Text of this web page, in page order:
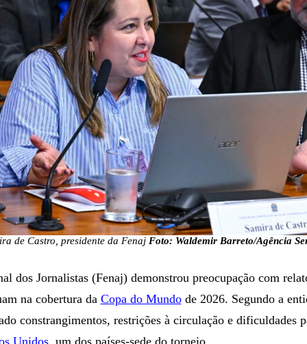
de Castro, presidente da Fenaj Foto: Waldemir Barreto/Agência
dos Jornalistas (Fenaj) demonstrou preocupação com
na cobertura da Copa do Mundode 2026. Segundo a
constrangimentos, restrições à circulação e dificuldades
Unidos, um dos países-sede do torneio.